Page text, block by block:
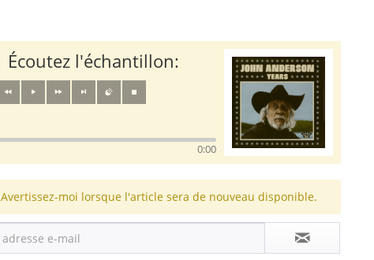
Écoutez l'échantillon:
0:00
Avertissez-moi lorsque l'article sera de nouveau disponible.